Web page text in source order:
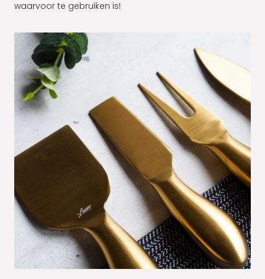
waarvoor te gebruiken is!